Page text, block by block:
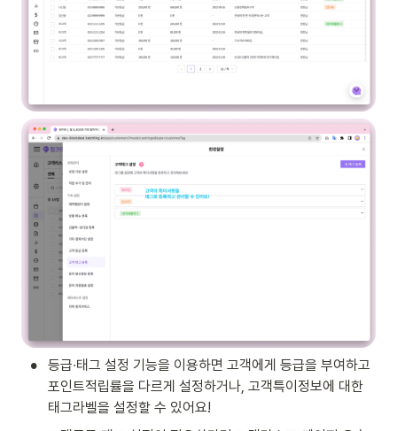
•
등급∙태그 설정 기능을 이용하면 고객에게 등급을 부여하고
포인트적립률을 다르게 설정하거나, 고객특이정보에 대한
태그라벨을 설정할 수 있어요!